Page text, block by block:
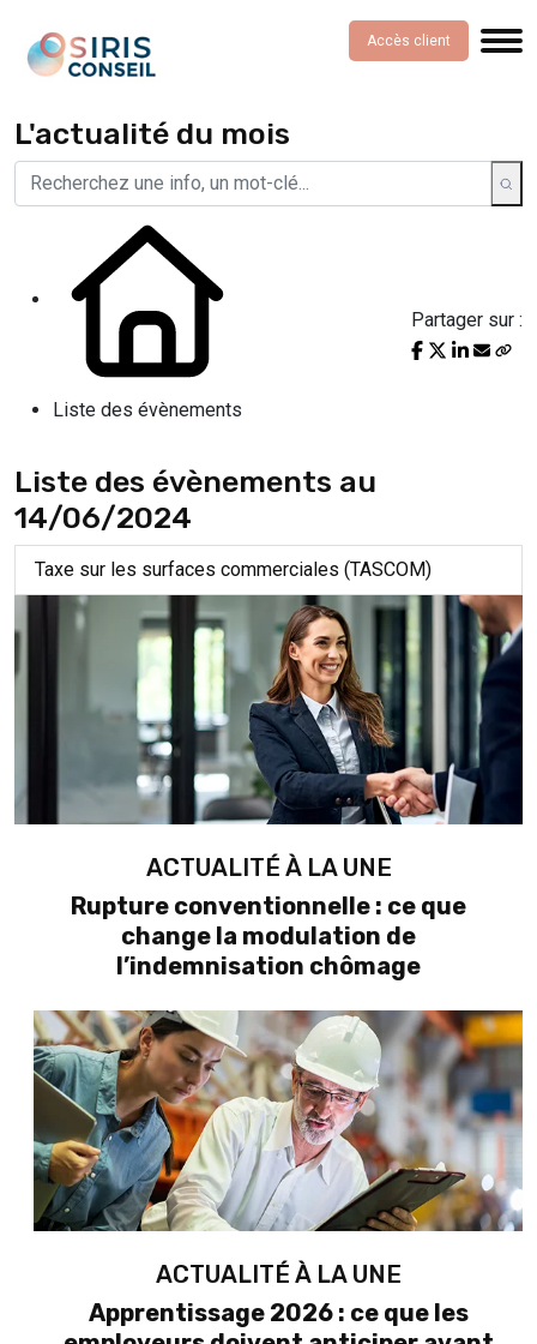
Accès client
L'actualité du mois
Liste des évènements
Partager sur :
Liste des évènements au
14/06/2024
Taxe sur les surfaces commerciales (TASCOM)
ACTUALITÉ À LA UNE
Rupture conventionnelle : ce que
change la modulation de
l’indemnisation chômage
ACTUALITÉ À LA UNE
Apprentissage 2026 : ce que les